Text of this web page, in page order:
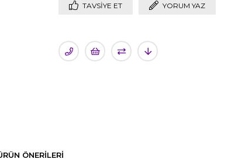
TAVSIYE ET YORUM YAZ
ÖNERILERI